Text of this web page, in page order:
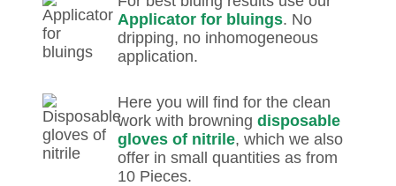
Applicator for bluings. No
dripping, no inhomogeneous
application.
Here you will find for the clean
work with browning disposable
gloves of nitrile, which we also
offer in small quantities as from
10 Pieces.